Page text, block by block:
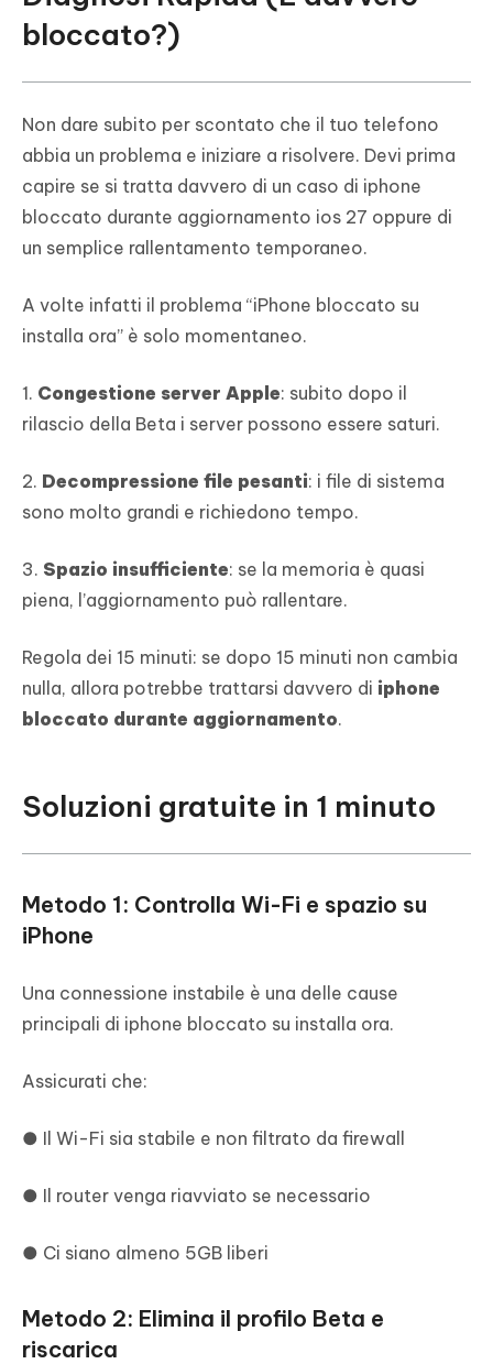
5. Consigli finali per evitare blocchi
Conclusione
FAQ
bloccato?)
Non dare subito per scontato che il tuo telefono
abbia un problema e iniziare a risolvere. Devi prima
capire se si tratta davvero di un caso di iphone
bloccato durante aggiornamento ios 27 oppure di
un semplice rallentamento temporaneo.
A volte infatti il problema “iPhone bloccato su
installa ora” è solo momentaneo.
1. Congestione server Apple: subito dopo il
rilascio della Beta i server possono essere saturi.
2. Decompressione file pesanti: i file di sistema
sono molto grandi e richiedono tempo.
3. Spazio insufficiente: se la memoria è quasi
piena, l’aggiornamento può rallentare.
Regola dei 15 minuti: se dopo 15 minuti non cambia
nulla, allora potrebbe trattarsi davvero di iphone
bloccato durante aggiornamento.
Soluzioni gratuite in 1 minuto
Metodo 1: Controlla Wi-Fi e spazio su
iPhone
Una connessione instabile è una delle cause
principali di iphone bloccato su installa ora.
Assicurati che:
● Il Wi-Fi sia stabile e non filtrato da firewall
● Il router venga riavviato se necessario
● Ci siano almeno 5GB liberi
Metodo 2: Elimina il profilo Beta e
riscarica